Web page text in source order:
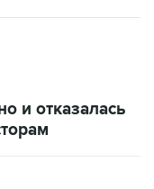
и отказалась